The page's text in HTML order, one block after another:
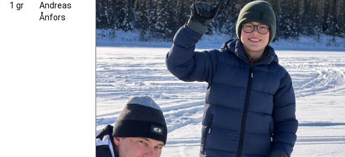
1 gr
Andreas
Ånfors